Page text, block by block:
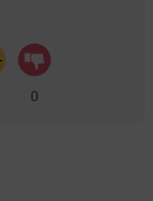
0